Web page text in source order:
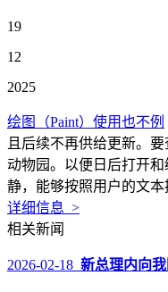
19
12
2025
绘图（Paint）使用也不例
且后续不再供给更新。
动物园。以便日后打开
静，能够按照用户的文本
详细信息 >
相关新闻
2026-02-18 新总理内向